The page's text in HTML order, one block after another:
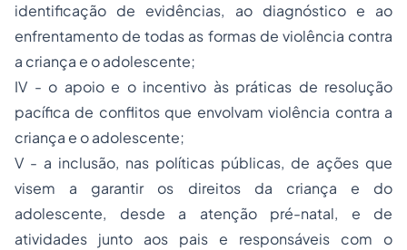
identificação de evidências, ao diagnóstico e ao
enfrentamento de todas as formas de violência contra
a criança e o adolescente;
IV - o apoio e o incentivo às práticas de resolução
pacífica de conflitos que envolvam violência contra a
criança e o adolescente;
V - a inclusão, nas políticas públicas, de ações que
visem a garantir os direitos da criança e do
adolescente, desde a atenção pré-natal, e de
atividades junto aos pais e responsáveis com o